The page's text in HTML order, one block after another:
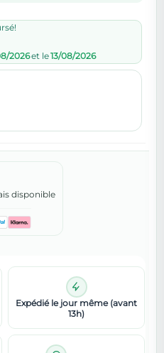
2026et le13/08/2026
disponible
Expédié le jour même (avant
13h)